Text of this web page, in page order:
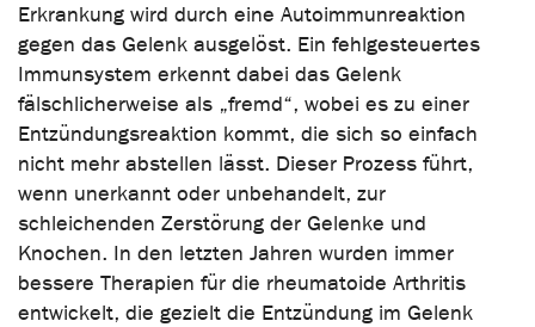
Erkrankung wird durch eine Autoimmunreaktion
gegen das Gelenk ausgelöst. Ein fehlgesteuertes
Immunsystem erkennt dabei das Gelenk
fälschlicherweise als „fremd“, wobei es zu einer
Entzündungsreaktion kommt, die sich so einfach
nicht mehr abstellen lässt. Dieser Prozess führt,
wenn unerkannt oder unbehandelt, zur
schleichenden Zerstörung der Gelenke und
Knochen. In den letzten Jahren wurden immer
bessere Therapien für die rheumatoide Arthritis
entwickelt, die gezielt die Entzündung im Gelenk